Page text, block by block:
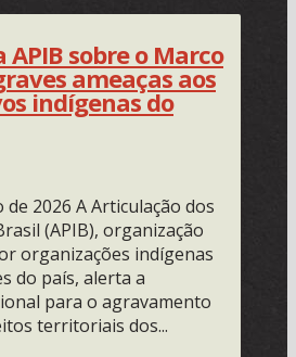
sobre o Marco
ameaças aos
indígenas do
2026 A Articulação dos
(APIB), organização
organizações indígenas
do país, alerta a
para o agravamento
territoriais dos...